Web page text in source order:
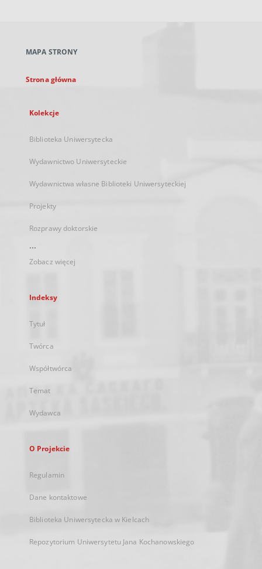
karcie
MAPA STRONY
Strona główna
Kolekcje
Biblioteka Uniwersytecka
Wydawnictwo Uniwersyteckie
Wydawnictwa własne Biblioteki Uniwersyteckiej
Projekty
Rozprawy doktorskie
...
Zobacz więcej
Indeksy
Tytuł
Twórca
Współtwórca
Temat
Wydawca
O Projekcie
Regulamin
Dane kontaktowe
Biblioteka Uniwersytecka w Kielcach
Repozytorium Uniwersytetu Jana Kochanowskiego